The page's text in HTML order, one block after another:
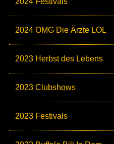
2024 OMG Die Ärzte LOL
2023 Herbst des Lebens
2023 Clubshows
2023 Festivals